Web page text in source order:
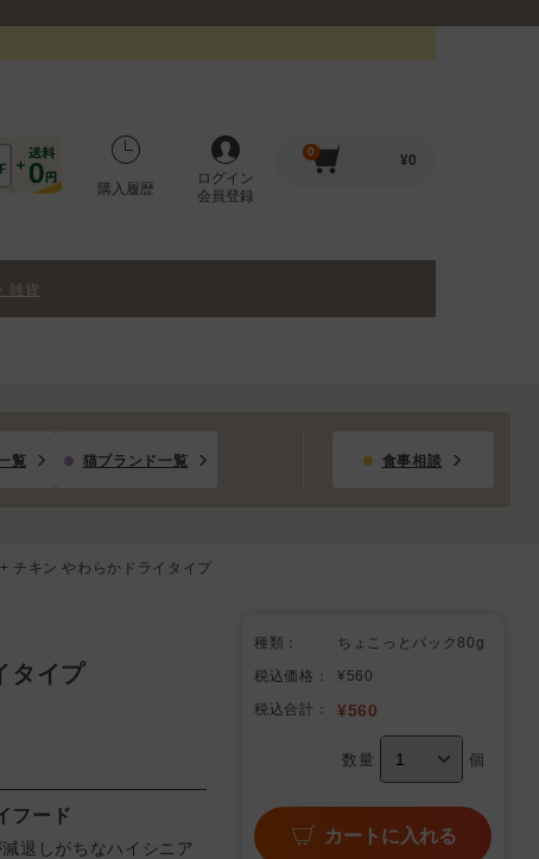
購入履歴
ログイン
会員登録
0
¥0
雑貨
覧 猫ブランド一覧 食事相談
チキン やわらかドライタイプ
タイプ
フード
退しがちなハイシニア
種類：
ちょこっとパック80g
税込価格：
¥560
税込合計：
¥560
数量 個
カートに入れる